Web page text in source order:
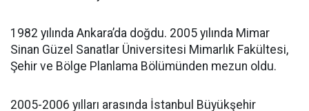
1982 yılında Ankara’da doğdu. 2005 yılında Mimar
Sinan Güzel Sanatlar Üniversitesi Mimarlık Fakültesi,
Şehir ve Bölge Planlama Bölümünden mezun oldu.
2005-2006 yılları arasında İstanbul Büyükşehir